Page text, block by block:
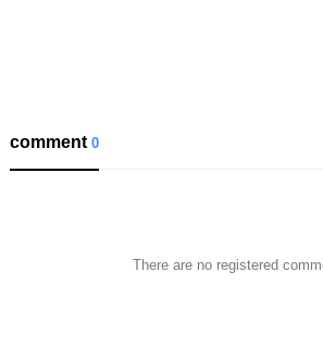
comment0
There are no registered